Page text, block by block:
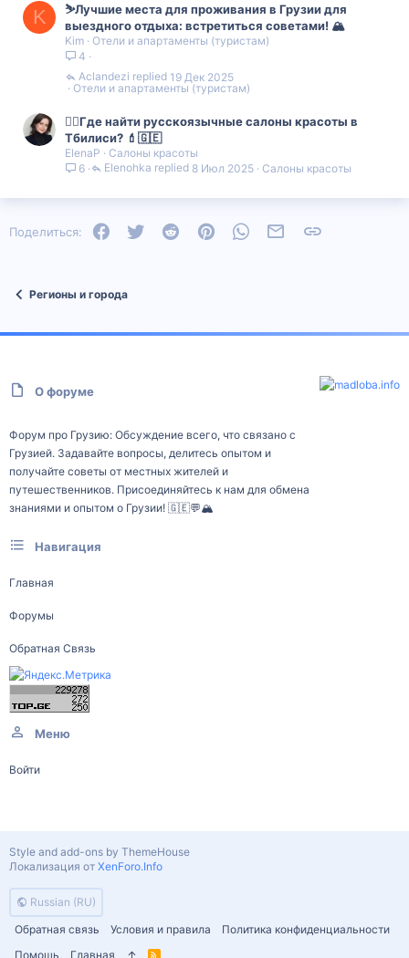
K
⛷️Лучшие места для проживания в Грузии для
выездного отдыха: встретиться советами! 🏔️
Kim Отели и апартаменты (туристам)
4
Отели и апартаменты (туристам)
19 Дек 2025
Aclandezi
💇‍♀️Где найти русскоязычные салоны красоты в
Тбилиси? 💄🇬🇪
ElenaP
Салоны красоты
6
Салоны красоты
8 Июл 2025
Elenohka
Поделиться: FacebookTwitter Reddit PinterestWhatsAppЭлектронная почта
Регионы и города
О форуме
Форум про Грузию: Обсуждение всего, что связано с
Грузией. Задавайте вопросы, делитесь опытом и
получайте советы от местных жителей и
путешественников. Присоединяйтесь к нам для обмена
знаниями и опытом о Грузии! 🇬🇪💬🏔️
Навигация
Главная
Форумы
Обратная Связь
Меню
Войти
Russian (RU)
Обратная связь
Условия и правила
Политика конфиденциальности
Помощь
Главная R
Style and add-ons by ThemeHouse
Локализация от XenForo.Info